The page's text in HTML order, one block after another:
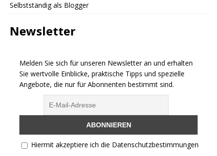
Selbstständig als Blogger
Newsletter
Melden Sie sich für unseren Newsletter an und erhalten
Sie wertvolle Einblicke, praktische Tipps und spezielle
Angebote, die nur für Abonnenten bestimmt sind.
Hiermit akzeptiere ich die Datenschutzbestimmungen